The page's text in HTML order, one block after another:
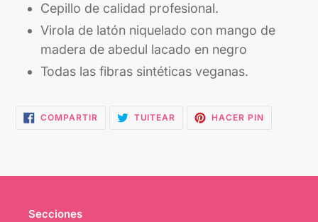
Cepillo de calidad profesional.
Virola de latón niquelado con mango de
madera de abedul lacado en negro
Todas las fibras sintéticas veganas.
COMPARTIRCOMPARTIR
EN
TUITEAR TUITEARHACER PINPINEAR
EN
Secciones